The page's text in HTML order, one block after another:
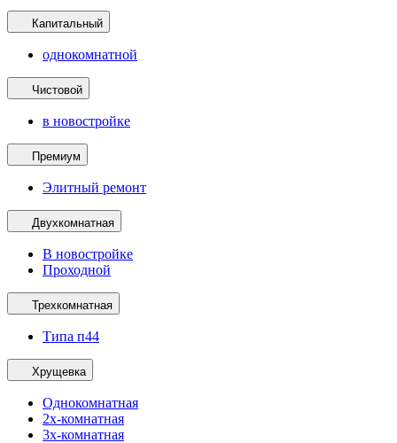
Капитальный
однокомнатной
Чистовой
в новостройке
Премиум
Элитный ремонт
Двухкомнатная
В новостройке
Проходной
Трехкомнатная
Типа п44
Хрущевка
Однокомнатная
2х-комнатная
3х-комнатная